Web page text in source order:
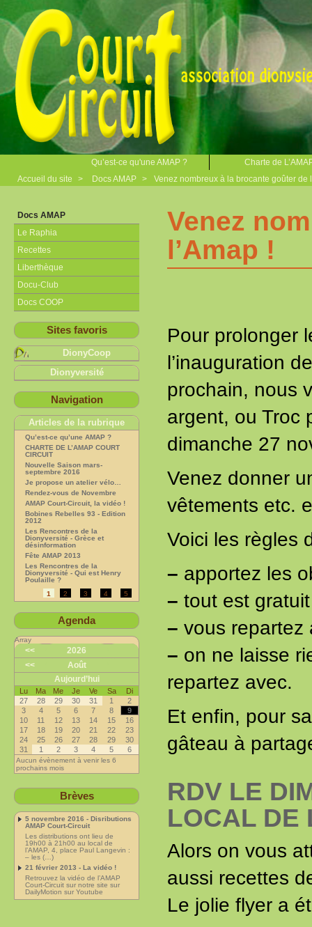
Qu’est-ce qu'une AMAP ?
Charte de
Accueil du site
> Docs AMAP > Venez nombreux à la brocante goûter de
Venez
l’Amap !
Pour prolonger
l’inauguration
prochain, nous
argent, ou Troc
dimanche 27
Venez donner
vêtements etc.
Voici les règles
– apportez les
– tout est
– vous repartez
– on ne laisse
repartez avec.
Et enfin, pour
gâteau à
RDV LE
LOCAL DE
Alors on vous
aussi recettes
Le jolie flyer a
Docs AMAP
Le Raphia
Recettes
Liberthèque
Docu-Club
Docs COOP
Sites favoris
DionyCoop
Dionyversité
Navigation
Articles de la rubrique
Qu’est-ce qu’une AMAP ?
CHARTE DE L’AMAP COURT
CIRCUIT
Nouvelle Saison mars-
septembre 2016
Je propose un atelier vélo…
Rendez-vous de Novembre
AMAP Court-Circuit, la vidéo !
Bobines Rebelles 93 - Edition
2012
Les Rencontres de la
Dionyversité - Grèce et
désinformation
Fête AMAP 2013
Les Rencontres de la
Dionyversité - Qui est Henry
Poulaille ?
1
2 3 4 5
Agenda
Array
<<
2026
<<
Août
Aujourd’hui
Lu Ma Me Je Ve Sa
Di
27
28 29 30 31 1
2
3
4 5 6 7 8
9
10
11 12 13 14 15
16
17
18 19 20 21 22
23
24
25 26 27 28 29
30
31
1 2 3 4 5 6
Aucun évènement à venir les 6
prochains mois
Brèves
5 novembre 2016 - Disributions
AMAP Court-Circuit
Les distributions ont lieu de
19h00 à 21h00 au local de
l’AMAP, 4, place Paul Langevin :
– les (…)
21 février 2013 - La vidéo !
Retrouvez la vidéo de l’AMAP
Court-Circuit sur notre site sur
DailyMotion sur Youtube